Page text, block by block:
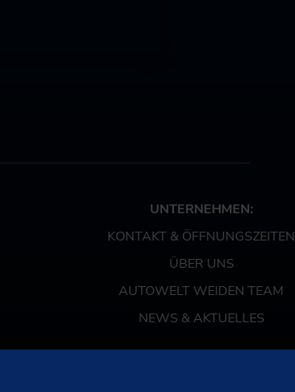
UNTERNEHMEN:
KONTAKT & ÖFFNUNGSZEITEN
ÜBER UNS
AUTOWELT WEIDEN TEAM
NEWS & AKTUELLES